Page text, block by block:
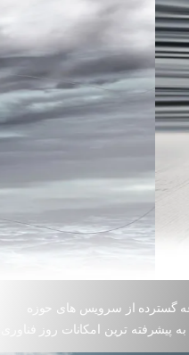
از سرویس های حوزه
ترین امکانات روز فناوری